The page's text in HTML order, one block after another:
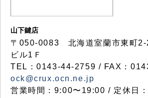
山下鍵店
〒050-0083 北海道室蘭市東町
ビル1Ｆ
TEL：0143-44-2759 / FAX：
ock@crux.ocn.ne.jp
営業時間：9:00〜19:00 / 定休日